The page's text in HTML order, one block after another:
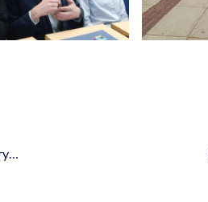
Big Data i analiza danych – nowy kierunek na rynku pracy. Spotkanie z KANS